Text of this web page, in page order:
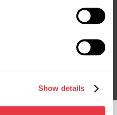
Show details
i rabatów